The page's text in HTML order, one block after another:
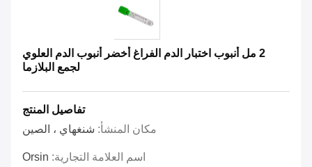
2 مل أنبوب اختبار الدم الفراغ أخضر أنبوب الدم العلوي
لجمع البلازما
تفاصيل المنتج
مكان المنشأ: شنغهاي ، الصين
اسم العلامة التجارية: Orsin